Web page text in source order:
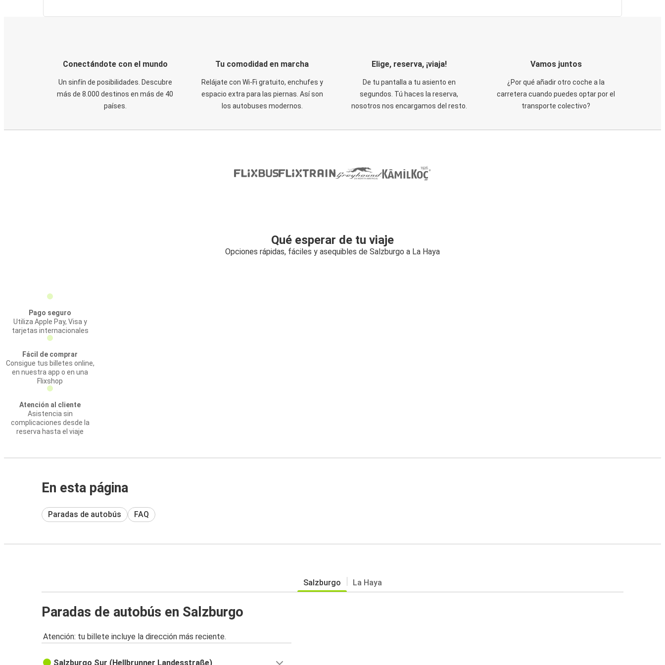
Conectándote con el mundo
Un sinfín de posibilidades. Descubre
más de 8.000 destinos en más de 40
países.
Tu comodidad en marcha
Relájate con Wi-Fi gratuito, enchufes y
espacio extra para las piernas. Así son
los autobuses modernos.
Elige, reserva, ¡viaja!
De tu pantalla a tu asiento en
segundos. Tú haces la reserva,
nosotros nos encargamos del resto.
Vamos juntos
¿Por qué añadir otro coche a la
carretera cuando puedes optar por el
transporte colectivo?
Qué esperar de tu viaje
Opciones rápidas, fáciles y asequibles de Salzburgo a La Haya
Pago seguro
Utiliza Apple Pay, Visa y
tarjetas internacionales
Fácil de comprar
Consigue tus billetes online,
en nuestra app o en una
Flixshop
Atención al cliente
Asistencia sin
complicaciones desde la
reserva hasta el viaje
En esta página
Paradas de autobús FAQ
Salzburgo La Haya
Paradas de autobús en Salzburgo
Atención: tu billete incluye la dirección más reciente.
Salzburgo Sur (Hellbrunner Landesstraße)